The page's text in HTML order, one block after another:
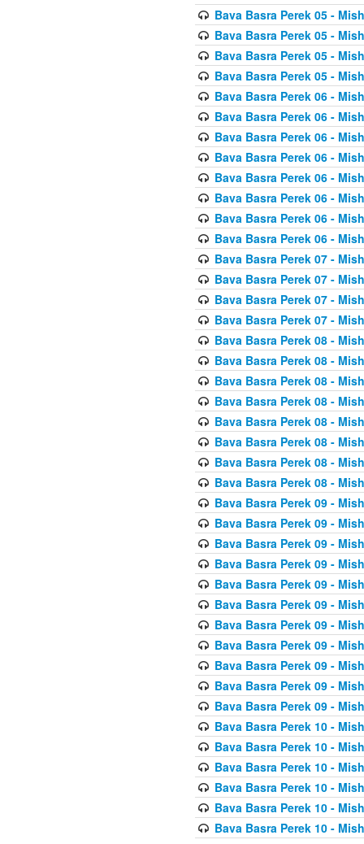
Bava Basra Perek 05 -
Bava Basra Perek 05 -
Bava Basra Perek 05 -
Bava Basra Perek 05 -
Bava Basra Perek 06 -
Bava Basra Perek 06 -
Bava Basra Perek 06 -
Bava Basra Perek 06 -
Bava Basra Perek 06 -
Bava Basra Perek 06 -
Bava Basra Perek 06 -
Bava Basra Perek 06 -
Bava Basra Perek 07 -
Bava Basra Perek 07 -
Bava Basra Perek 07 -
Bava Basra Perek 07 -
Bava Basra Perek 08 -
Bava Basra Perek 08 -
Bava Basra Perek 08 -
Bava Basra Perek 08 -
Bava Basra Perek 08 -
Bava Basra Perek 08 -
Bava Basra Perek 08 -
Bava Basra Perek 08 -
Bava Basra Perek 09 -
Bava Basra Perek 09 -
Bava Basra Perek 09 -
Bava Basra Perek 09 -
Bava Basra Perek 09 -
Bava Basra Perek 09 -
Bava Basra Perek 09 -
Bava Basra Perek 09 -
Bava Basra Perek 09 -
Bava Basra Perek 09 -
Bava Basra Perek 09 -
Bava Basra Perek 10 -
Bava Basra Perek 10 -
Bava Basra Perek 10 -
Bava Basra Perek 10 -
Bava Basra Perek 10 -
Bava Basra Perek 10 -